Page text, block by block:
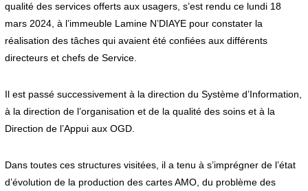
qualité des services offerts aux usagers, s’est rendu ce lundi 18
mars 2024, à l’immeuble Lamine N’DIAYE pour constater la
réalisation des tâches qui avaient été confiées aux différents
directeurs et chefs de Service.
Il est passé successivement à la direction du Système d’Information,
à la direction de l’organisation et de la qualité des soins et à la
Direction de l’Appui aux OGD.
Dans toutes ces structures visitées, il a tenu à s’imprégner de l’état
d’évolution de la production des cartes AMO, du problème des